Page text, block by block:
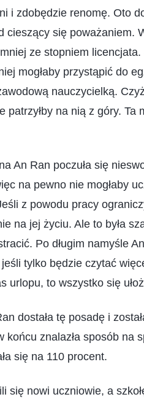
i zdobędzie renomę. Oto
cieszący się poważaniem.
ze stopniem
mogłaby przystąpić do
nauczycielką.
na nią z góry. Ta
An Ran poczuła się
na pewno nie mogłaby
z powodu pracy
na jej życiu. Ale to była
Po długim namyśle
tylko będzie czytać
urlopu, to wszystko się
dostała tę posadę i
końcu znalazła sposób na
się na 110 procent.
się nowi uczniowie, a